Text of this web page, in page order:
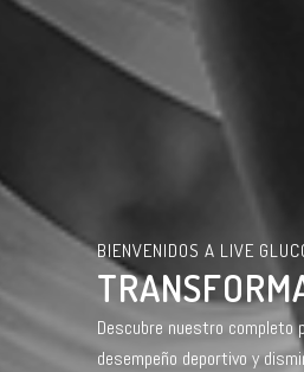
BIENVENIDOS A LIVE
Descubre nuestro completo
desempeño deportivo y